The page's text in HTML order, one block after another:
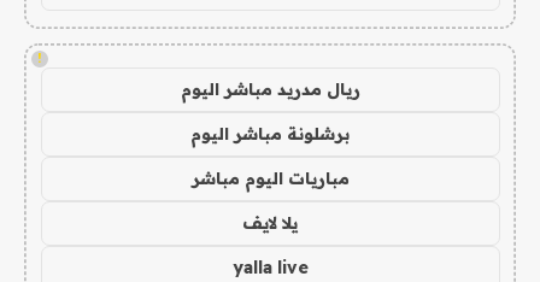
!
ريال مدريد مباشر اليوم
برشلونة مباشر اليوم
مباريات اليوم مباشر
يلا لايف
yalla live